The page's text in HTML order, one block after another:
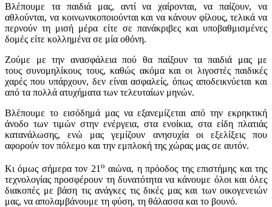
Βλέπουμε τα παιδιά μας, αντί να χαίρονται, να παίζουν, να
αθλούνται, να κοινωνικοποιούνται και να κάνουν φίλους, τελικά να
περνούν τη μισή μέρα είτε σε πανάκριβες και υποβαθμισμένες
δομές είτε κολλημένα σε μία οθόνη.
Ζούμε με την ανασφάλεια πού θα παίξουν τα παιδιά μας με
τους συνομηλίκους τους, καθώς ακόμα και οι λιγοστές παιδικές
χαρές που υπάρχουν, δεν είναι ασφαλείς, όπως αποδεικνύεται και
από τα πολλά ατυχήματα των τελευταίων μηνών.
Βλέπουμε το εισόδημά μας να εξανεμίζεται από την εκρηκτική
άνοδο των τιμών στην ενέργεια, στα ενοίκια, στα είδη πλατιάς
κατανάλωσης, ενώ μας γεμίζουν ανησυχία οι εξελίξεις που
αφορούν τον πόλεμο και την εμπλοκή της χώρας μας σε αυτόν.
Κι όμως σήμερα τον 21 ο αιώνα, η πρόοδος της επιστήμης και της
τεχνολογίας προσφέρουν τη δυνατότητα να κάνουμε όλοι και όλες
διακοπές με βάση τις ανάγκες τις δικές μας και των οικογενειών
μας, να απολαμβάνουμε τη φύση, τη θάλασσα και το βουνό.